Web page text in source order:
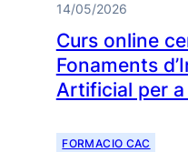
14/05/2026
Curs online
Fonaments
Artificial per
FORMACIO CAC